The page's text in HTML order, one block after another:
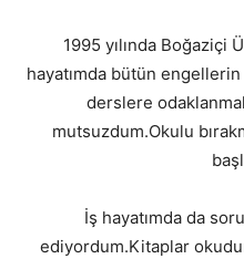
1995 yılında
hayatımda bütün
derslere
mutsuzdum.Okulu
İş hayatımda da
ediyordum.Kitaplar